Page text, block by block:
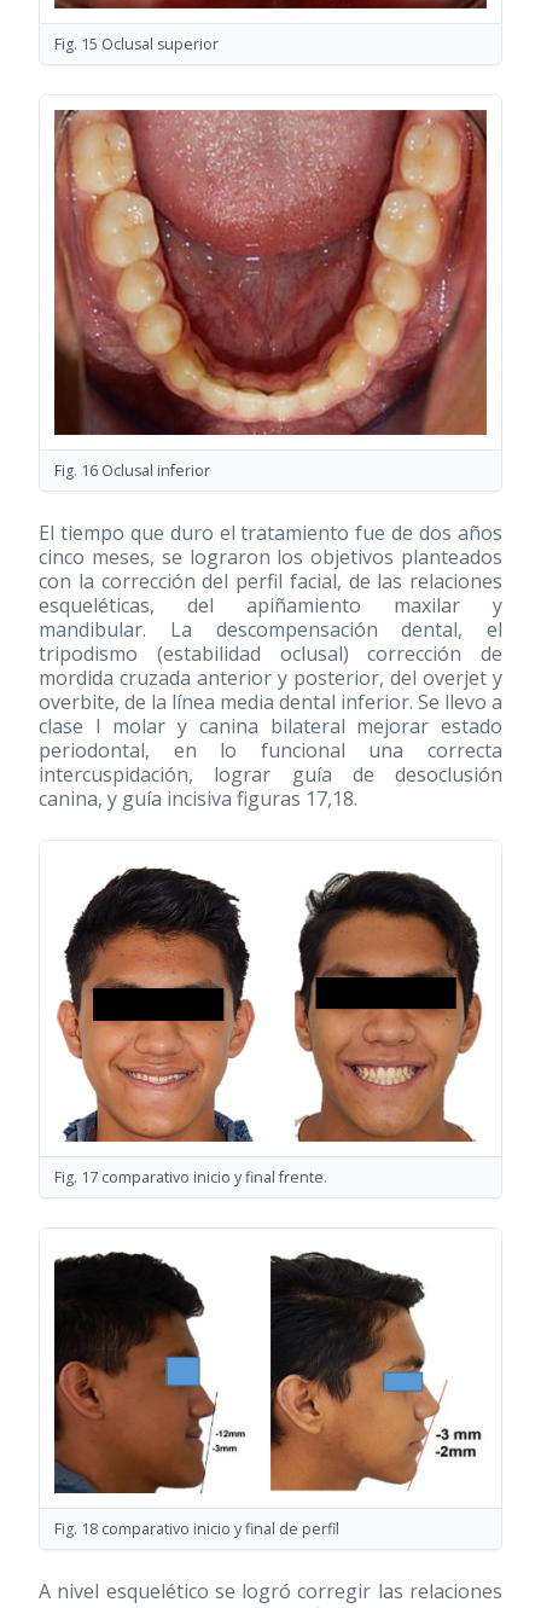
Fig. 15 Oclusal superior
Fig. 16 Oclusal inferior
El tiempo que duro el tratamiento fue de dos años
cinco meses, se lograron los objetivos planteados
con la corrección del perfil facial, de las relaciones
esqueléticas, del apiñamiento maxilar y
mandibular. La descompensación dental, el
tripodismo (estabilidad oclusal) corrección de
mordida cruzada anterior y posterior, del overjet y
overbite, de la línea media dental inferior. Se llevo a
clase I molar y canina bilateral mejorar estado
periodontal, en lo funcional una correcta
intercuspidación, lograr guía de desoclusión
canina, y guía incisiva figuras 17,18.
Fig. 17 comparativo inicio y final frente.
Fig. 18 comparativo inicio y final de perfil
A nivel esquelético se logró corregir las relaciones